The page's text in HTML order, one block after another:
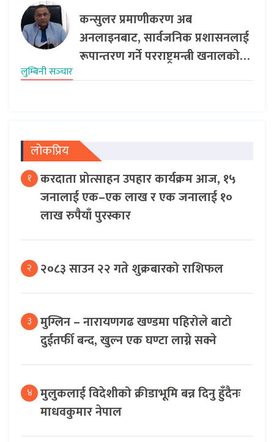
कन्सुलर प्रमाणीकरण अब
अनलाइनबाट, सार्वजनिक प्रशासनलाई
रूपान्तरण गर्ने परराष्ट्रमन्त्री खनालको…
लुम्बिनी सञ्‍चार
लोकप्रिय
१ करदाता प्रोत्साहन उपहार कार्यक्रम आज, १५
जनालाई एक–एक लाख र एक जनालाई १०
लाख रुपैयाँ पुरस्कार
२ २०८३ साउन २२ गते शुक्रबारको राशिफल
३ मुग्लिन – नारायणगढ खण्डमा पहिरोले बाटो
दुईतर्फी बन्द, खुल्न एक घण्टा लाग्ने सक्ने
४ मुलुकलाई विदेशीको क्रीडाभूमि बन्न दिनु हुँदैनः
माधवकुमार नेपाल